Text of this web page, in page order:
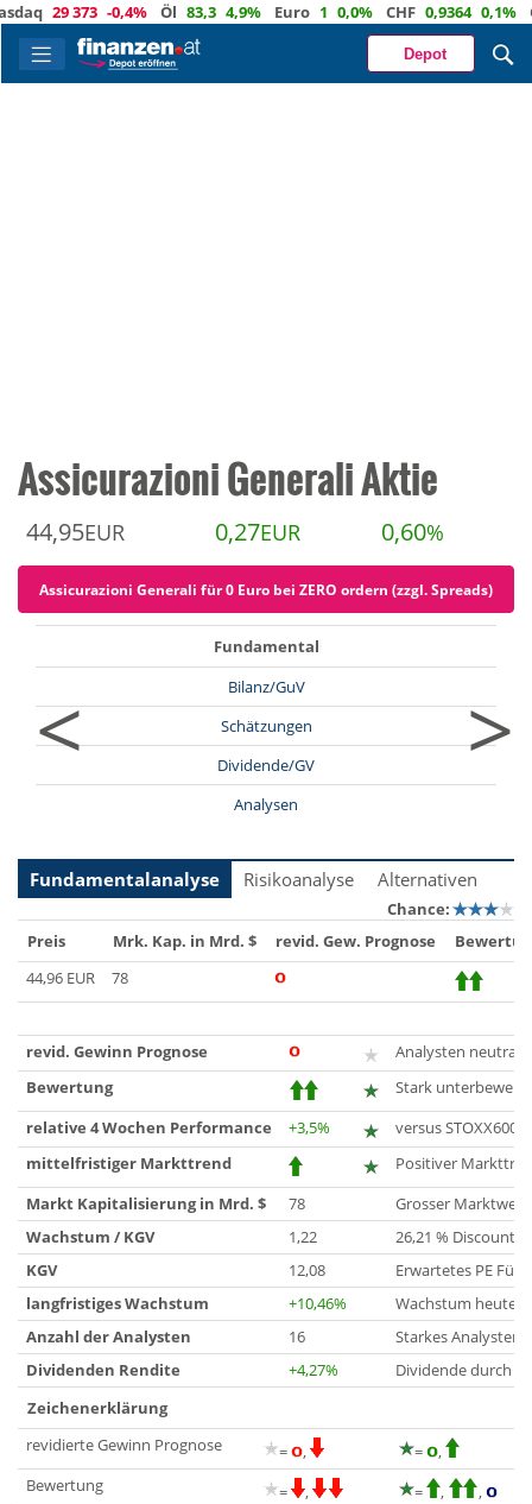
29 373 -0,4% Öl 83,3 4,9% Euro 1 0,0% CHF 0,9364 0,1%
Depot
Assicurazioni Generali Aktie
44,95EUR 0,27EUR 0,60%
Assicurazioni Generali für 0 Euro bei ZERO ordern (zzgl. Spreads)
<
Fundamental
Bilanz/GuV
Schätzungen
Dividende/GV
Analysen
>
Fundamentalanalyse Risikoanalyse Alternativen
Chance:
Preis
Mrk. Kap. in Mrd. $ revid. Gew. Prognose
44,96 EUR
78
revid. Gewinn Prognose
Analysten neutral,
Bewertung
Stark
relative 4 Wochen Performance
+3,5%
versus STOXX600
mittelfristiger Markttrend
Positiver
Markt Kapitalisierung in Mrd. $
78
Grosser Marktwert
Wachstum / KGV
1,22
26,21 % Discount
KGV
12,08
Erwartetes PE Für
langfristiges Wachstum
+10,46%
Wachstum heute
Anzahl der Analysten
16
Starkes
Dividenden Rendite
+4,27%
Dividende durch
Zeichenerklärung
revidierte Gewinn Prognose
= , =
,
Bewertung
= , = ,
,